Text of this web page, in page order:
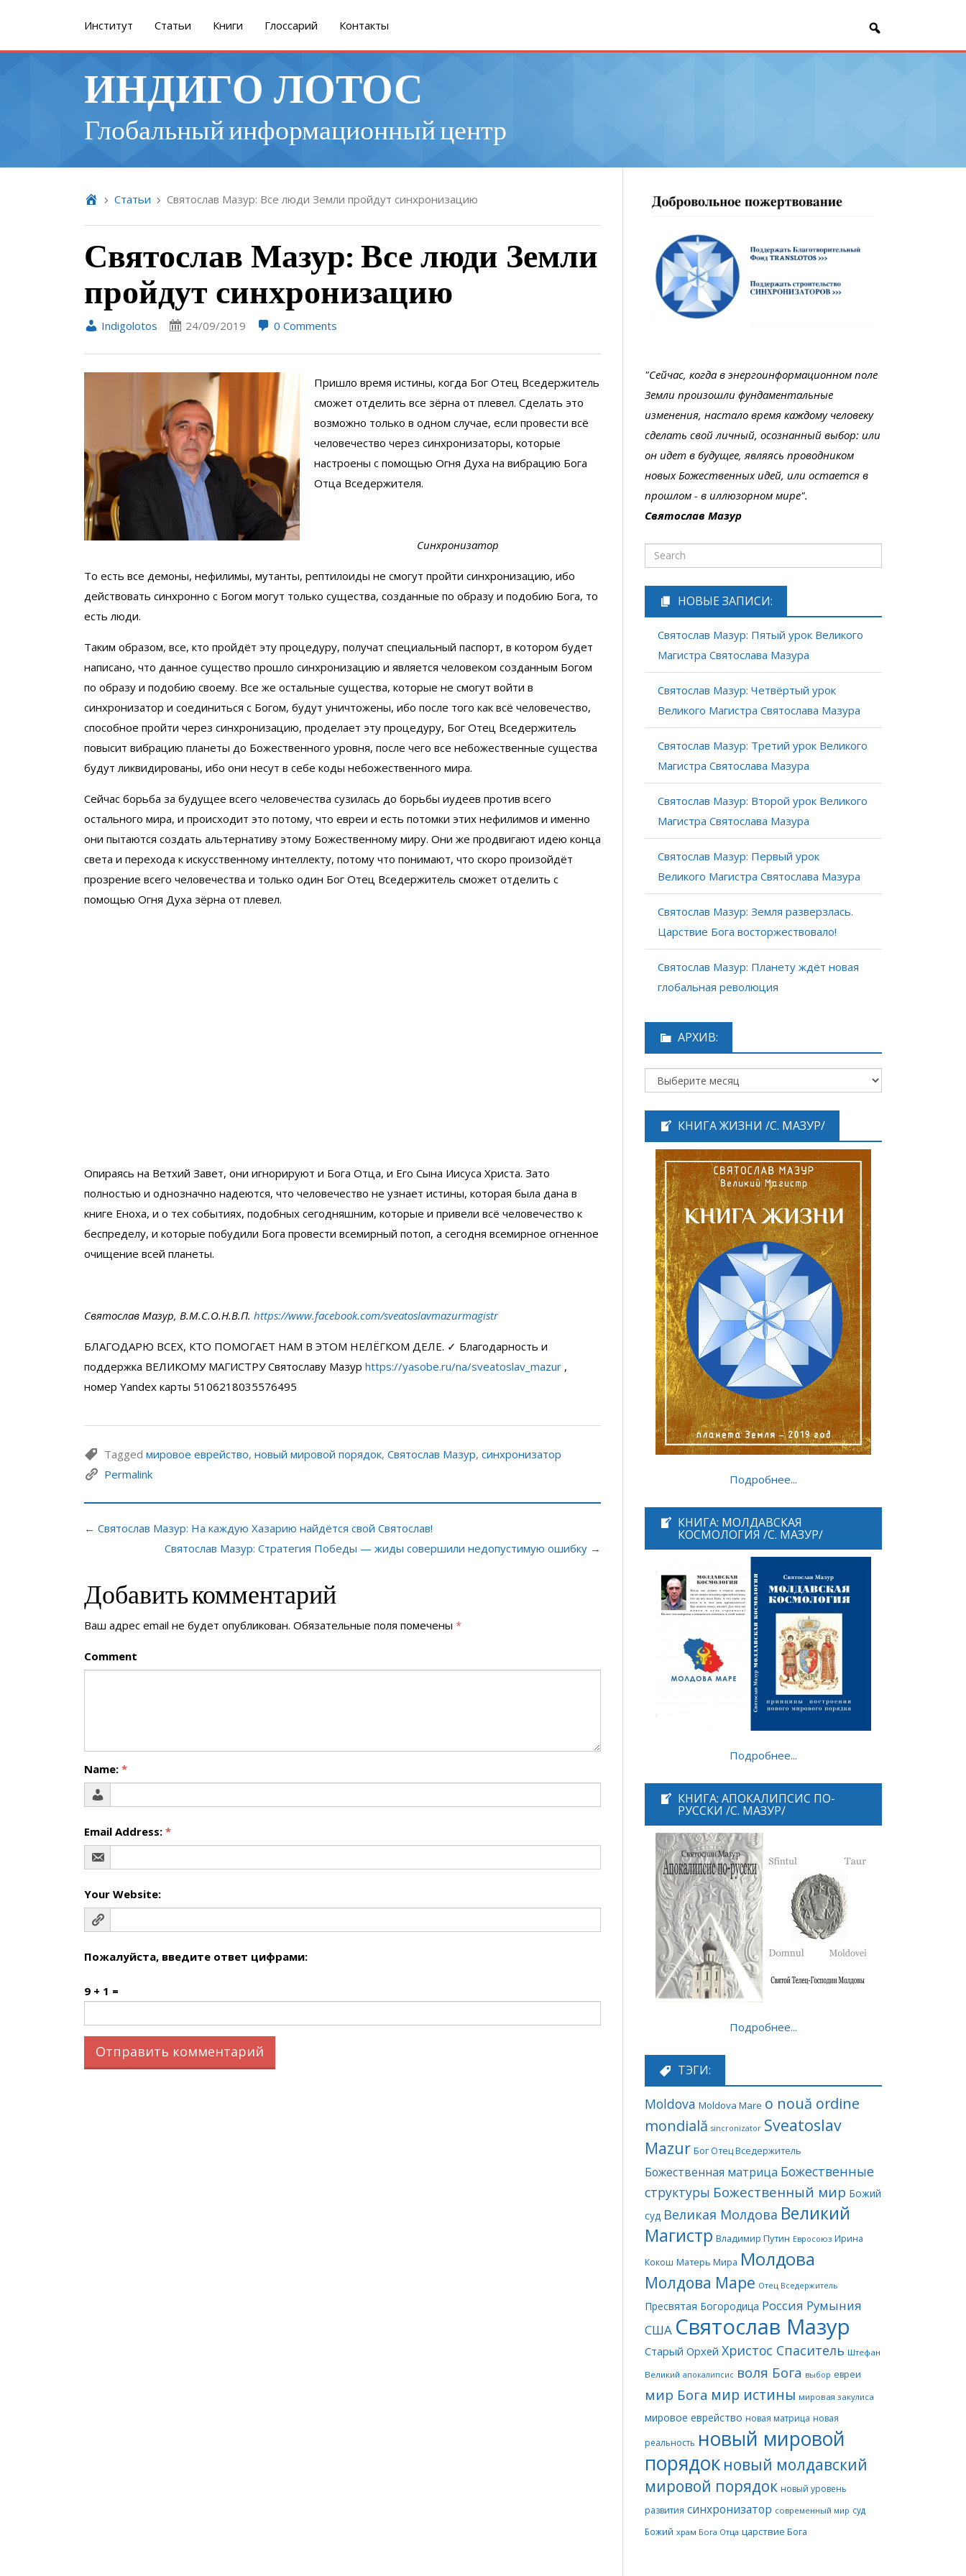
Институт Cтатьи Книги Глоссарий Контакты
ИНДИГО ЛОТОС
Глобальный информационный центр
Cтатьи Святослав Мазур: Все люди Земли пройдут синхронизацию
Святослав Мазур: Все люди Земли
пройдут синхронизацию
Indigolotos 24/09/2019 0 Comments
Пришло время истины, когда Бог Отец Вседержитель
сможет отделить все зёрна от плевел. Сделать это
возможно только в одном случае, если провести всё
человечество через синхронизаторы, которые
настроены с помощью Огня Духа на вибрацию Бога
Отца Вседержителя.
Синхронизатор
То есть все демоны, нефилимы, мутанты, рептилоиды не смогут пройти синхронизацию, ибо
действовать синхронно с Богом могут только существа, созданные по образу и подобию Бога, то
есть люди.
Таким образом, все, кто пройдёт эту процедуру, получат специальный паспорт, в котором будет
написано, что данное существо прошло синхронизацию и является человеком созданным Богом
по образу и подобию своему. Все же остальные существа, которые не смогут войти в
синхронизатор и соединиться с Богом, будут уничтожены, ибо после того как всё человечество,
способное пройти через синхронизацию, проделает эту процедуру, Бог Отец Вседержитель
повысит вибрацию планеты до Божественного уровня, после чего все небожественные существа
будут ликвидированы, ибо они несут в себе коды небожественного мира.
Сейчас борьба за будущее всего человечества сузилась до борьбы иудеев против всего
остального мира, и происходит это потому, что евреи и есть потомки этих нефилимов и именно
они пытаются создать альтернативу этому Божественному миру. Они же продвигают идею конца
света и перехода к искусственному интеллекту, потому что понимают, что скоро произойдёт
прозрение всего человечества и только один Бог Отец Вседержитель сможет отделить с
помощью Огня Духа зёрна от плевел.
Опираясь на Ветхий Завет, они игнорируют и Бога Отца, и Его Сына Иисуса Христа. Зато
полностью и однозначно надеются, что человечество не узнает истины, которая была дана в
книге Еноха, и о тех событиях, подобных сегодняшним, которые и привели всё человечество к
беспределу, и которые побудили Бога провести всемирный потоп, а сегодня всемирное огненное
очищение всей планеты.
Святослав Мазур, В.М.С.О.Н.В.П. https://www.facebook.com/sveatoslavmazurmagistr
БЛАГОДАРЮ ВСЕХ, КТО ПОМОГАЕТ НАМ В ЭТОМ НЕЛЁГКОМ ДЕЛЕ. ✓ Благодарность и
поддержка ВЕЛИКОМУ МАГИСТРУ Святославу Мазур https://yasobe.ru/na/sveatoslav_mazur ,
номер Yandex карты 5106218035576495
Tagged мировое еврейство, новый мировой порядок, Святослав Мазур, синхронизатор
Permalink
← Святослав Мазур: На каждую Хазарию найдётся свой Святослав!
Святослав Мазур: Стратегия Победы — жиды совершили недопустимую ошибку →
Добавить комментарий
Ваш адрес email не будет опубликован. Обязательные поля помечены *
Comment
Name: *
Email Address: *
Your Website:
Пожалуйста, введите ответ цифрами:
9 + 1 =
"Сейчас, когда в энергоинформационном поле
Земли произошли фундаментальные
изменения, настало время каждому человеку
сделать свой личный, осознанный выбор: или
он идет в будущее, являясь проводником
новых Божественных идей, или остается в
прошлом - в иллюзорном мире".
Святослав Мазур
НОВЫЕ ЗАПИСИ:
Святослав Мазур: Пятый урок Великого
Магистра Святослава Мазура
Святослав Мазур: Четвёртый урок
Великого Магистра Святослава Мазура
Святослав Мазур: Третий урок Великого
Магистра Святослава Мазура
Святослав Мазур: Второй урок Великого
Магистра Святослава Мазура
Святослав Мазур: Первый урок
Великого Магистра Святослава Мазура
Святослав Мазур: Земля разверзлась.
Царствие Бога восторжествовало!
Святослав Мазур: Планету ждёт новая
глобальная революция
АРХИВ:
КНИГА ЖИЗНИ /С. МАЗУР/
Подробнее...
КНИГА: МОЛДАВСКАЯ
КОСМОЛОГИЯ /С. МАЗУР/
Подробнее...
КНИГА: АПОКАЛИПСИС ПО-
РУССКИ /С. МАЗУР/
Подробнее...
ТЭГИ:
Moldova Moldova Mare o nouă ordine
mondială sincronizator Sveatoslav
Mazur Бог Отец Вседержитель
Божественная матрица Божественные
структуры Божественный мир Божий
суд Великая Молдова Великий
Магистр Владимир Путин Евросоюз Ирина
Кокош Матерь Мира Молдова
Молдова Маре Отец Вседержитель
Пресвятая Богородица Россия Румыния
США Святослав Мазур
Старый Орхей Христос Спаситель Штефан
Великий апокалипсис воля Бога выбор евреи
мир Бога мир истины мировая закулиса
мировое еврейство новая матрица новая
реальность новый мировой
порядок новый молдавский
мировой порядок новый уровень
развития синхронизатор современный мир суд
Божий храм Бога Отца царствие Бога